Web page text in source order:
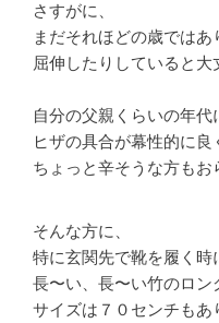
さすがに、
まだそれほどの歳ではあ
屈伸したりしていると大
自分の父親くらいの年代
ヒザの具合が幕性的に良
ちょっと辛そうな方もお
そんな方に、
特に玄関先で靴を履く時
長〜い、長〜い竹のロン
サイズは７０センチもあ